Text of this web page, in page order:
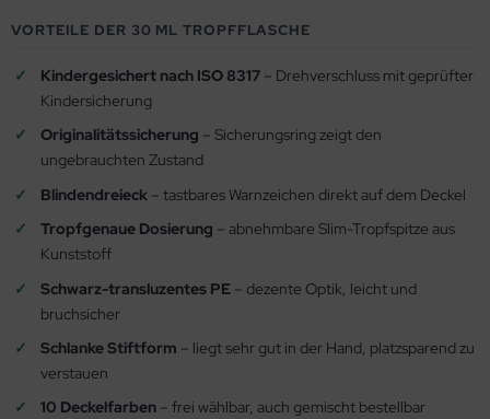
VORTEILE DER 30 ML TROPFFLASCHE
Kindergesichert nach ISO 8317– Drehverschluss mit geprüfter
Kindersicherung
Originalitätssicherung – Sicherungsring zeigt den
ungebrauchten Zustand
Blindendreieck– tastbares Warnzeichen direkt auf dem Deckel
Tropfgenaue Dosierung – abnehmbare Slim-Tropfspitze aus
Kunststoff
Schwarz-transluzentes PE– dezente Optik, leicht und
bruchsicher
Schlanke Stiftform – liegt sehr gut in der Hand, platzsparend zu
verstauen
10 Deckelfarben– frei wählbar, auch gemischt bestellbar